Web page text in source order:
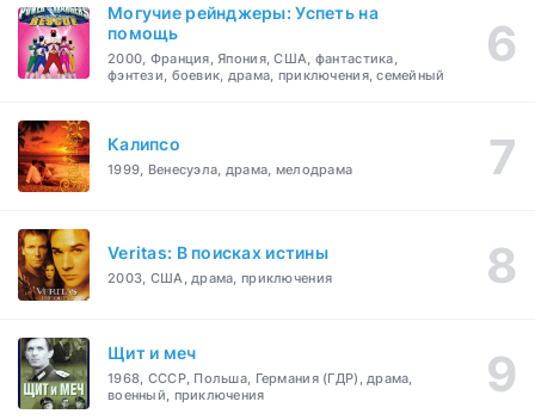
Могучие рейнджеры: Успеть на
помощь
2000, Франция, Япония, США, фантастика,
фэнтези, боевик, драма, приключения, семейный
Калипсо
1999, Венесуэла, драма, мелодрама
Veritas: В поисках истины
2003, США, драма, приключения
Щит и меч
1968, СССР, Польша, Германия (ГДР), драма,
военный, приключения